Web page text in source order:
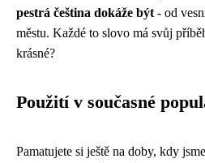
pestrá čeština dokáže být - od
městu. Každé to slovo má svůj
krásné?
Použití v současné
Pamatujete si ještě na doby, kdy